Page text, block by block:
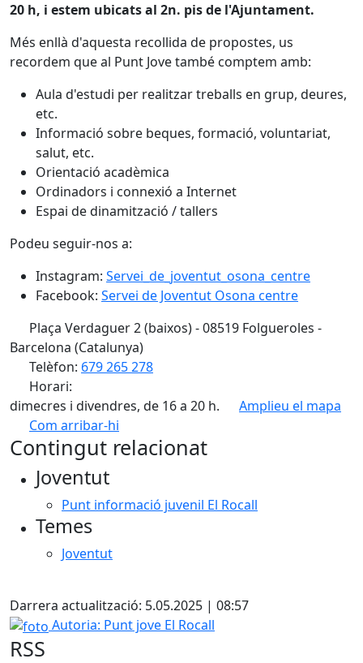
20 h, i estem ubicats al 2n. pis de l'Ajuntament.
Més enllà d'aquesta recollida de propostes, us
recordem que al Punt Jove també comptem amb:
Aula d'estudi per realitzar treballs en grup, deures,
etc.
Informació sobre beques, formació, voluntariat,
salut, etc.
Orientació acadèmica
Ordinadors i connexió a Internet
Espai de dinamització / tallers
Podeu seguir-nos a:
Instagram: Servei_de_joventut_osona_centre
Facebook: Servei de Joventut Osona centre
Plaça Verdaguer 2 (baixos) - 08519 Folgueroles -
Barcelona (Catalunya)
Telèfon: 679 265 278
Horari:
dimecres i divendres, de 16 a 20 h.
Amplieu el mapa
Com arribar-hi
+
−
Contingut relacionat
Joventut
Punt informació juvenil El Rocall
Temes
Joventut
Darrera actualització: 5.05.2025 | 08:57
foto
Autoria: Punt jove El Rocall
RSS